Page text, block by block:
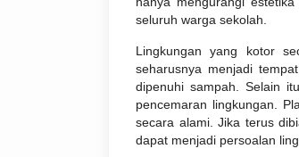
seluruh warga sekolah.
Lingkungan yang kotor
seharusnya menjadi
dipenuhi sampah. Selain
pencemaran lingkungan.
secara alami. Jika terus
dapat menjadi persoalan